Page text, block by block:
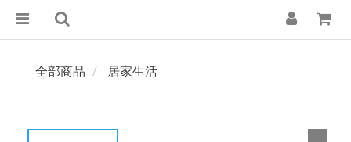
全部商品 居家生活